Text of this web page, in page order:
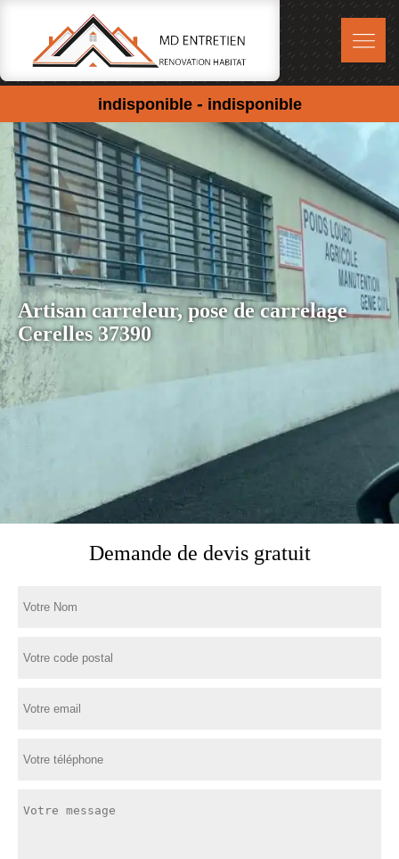
indisponible - indisponible
Artisan carreleur, pose de carrelage
Cerelles 37390
Demande de devis gratuit